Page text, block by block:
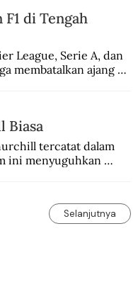
F1 di Tengah
League, Serie A, dan
membatalkan ajang
Biasa
tercatat dalam
ini menyuguhkan
Selanjutnya